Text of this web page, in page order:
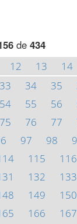
de 434
12 13 14
33 34 35
54 55 56
75 76 77
97 98
115 116
132 133
149 150
166 167